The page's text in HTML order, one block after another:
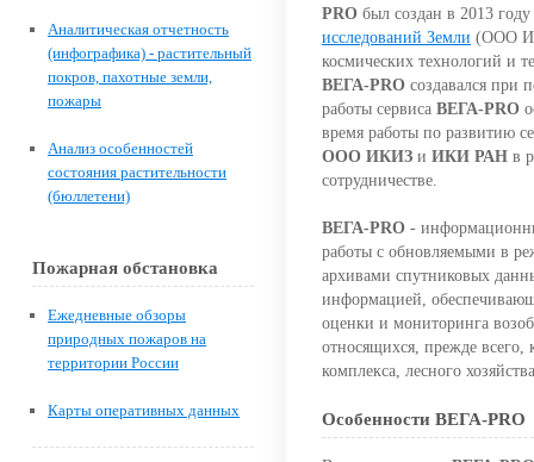
PRO был создан в 2013
исследований Земли (ООО
космических технологий и
ВЕГА-PRO создавался при
работы сервисаВЕГА-PRO
время работы по развитию
ООО ИКИЗ иИКИ РАН в
сотрудничестве.
ВЕГА-PRO -
работы с обновляемыми в
архивами спутниковых
информацией,
оценки и мониторинга
относящихся, прежде всего,
комплекса, лесного
Особенности ВЕГА-PRO
Аналитическая отчетность
(инфографика) - растительный
покров, пахотные земли,
пожары
Анализ особенностей
состояния растительности
(бюллетени)
Пожарная обстановка
Ежедневные обзоры
природных пожаров на
территории России
Карты оперативных данных